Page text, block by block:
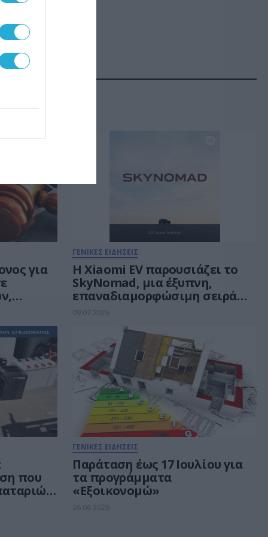
για
κατ’
ΓΕΝΙΚΕΣ ΕΙΔΗΣΕΙΣ
Η Xiaomi EV παρουσιάζει το
SkyNomad, μια έξυπνη,
επαναδιαμορφώσιμη σειρά
SUV με ευρύχωρο εσωτερικό
09.07.2026
που
ΓΕΝΙΚΕΣ ΕΙΔΗΣΕΙΣ
Παράταση έως 17 Ιουλίου για
τα προγράμματα
«Εξοικονομώ»
26.06.2026